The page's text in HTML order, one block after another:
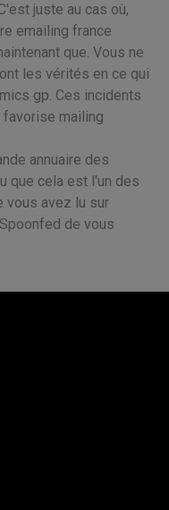
juste au cas où,
emailing france
que. Vous ne
les vérités en ce qui
gp. Ces incidents
mailing
annuaire des
que cela est l'un des
vous avez lu sur
de vous